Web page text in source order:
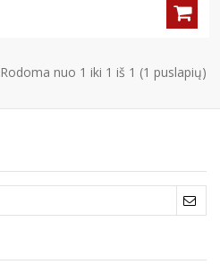
Rodoma nuo 1 iki 1 iš 1 (1 puslapių)